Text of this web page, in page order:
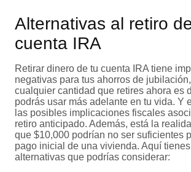
Alternativas al retiro
cuenta IRA
Retirar dinero de tu cuenta IRA tiene
negativas para tus ahorros de
cualquier cantidad que retires ahora es
podrás usar más adelante en tu vida. Y
las posibles implicaciones fiscales
retiro anticipado. Además, está la
que $10,000 podrían no ser suficientes
pago inicial de una vivienda. Aquí
alternativas que podrías considerar: